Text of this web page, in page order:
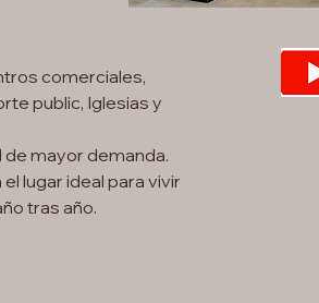
comerciales,
public, Iglesias y
de mayor demanda.
lugar ideal para vivir
tras año.